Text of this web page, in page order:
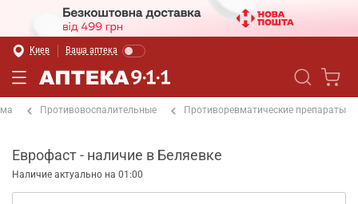
Киев Ваша аптека
Противовоспалительные Противоревматические препараты
Еврофаст - наличие в Беляевке
Наличие актуально на 01:00